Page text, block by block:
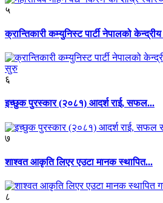
५
क्रान्तिकारी कम्युनिस्ट पार्टी नेपालको
६
इच्छुक पुरस्कार (२०८१) आदर्श राई, सफल...
७
शाश्वत आकृति लिएर एउटा मानक स्थापित...
८